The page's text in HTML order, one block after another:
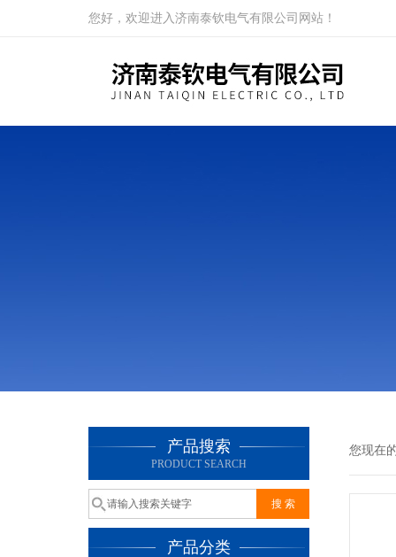
您好，欢迎进入济南泰钦电气有限公司网站！
产品搜索
PRODUCT SEARCH
产品分类
您现在